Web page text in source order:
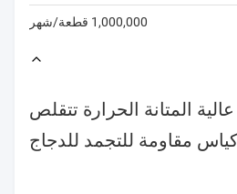
1,000,000 قطعة/شهر
المتانة الحرارة تتقلص
مقاومة للتجمد للدجاج